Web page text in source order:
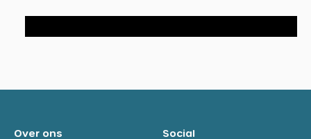
0
1
2
Over ons
Social